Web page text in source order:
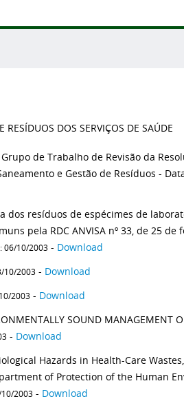
RESÍDUOS DOS SERVIÇOS DE SAÚDE
de Trabalho de Revisão da
e Gestão de Resíduos -
dos resíduos de espécimes de
pela RDC ANVISA nº 33, de 25
06/10/2003 - Download
10/2003 - Download
2003 - Download
SOUND MANAGEMENT
- Download
Hazards in Health-Care
of Protection of the Human
2003 - Download